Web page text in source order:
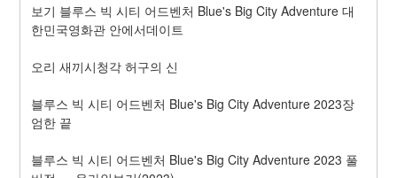
보기 블루스 빅 시티 어드벤처 Blue's Big City Adventure 대
한민국영화관 안에서데이트
오리 새끼시청각 허구의 신
블루스 빅 시티 어드벤처 Blue's Big City Adventure 2023장
엄한 끝
블루스 빅 시티 어드벤처 Blue's Big City Adventure 2023 풀